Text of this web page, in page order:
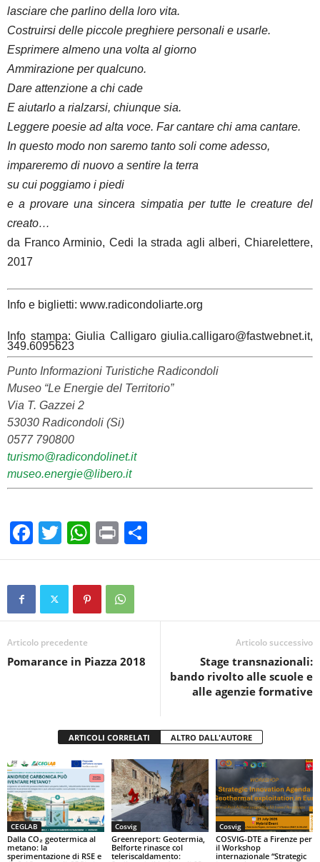
lasciare che parlino della loro vita.
Costruirsi delle piccole preghiere personali e usarle.
Esprimere almeno una volta al giorno
Ammirazione per qualcuno.
Dare attenzione a chi cade
E aiutarlo a rialzarsi, chiunque sia.
Leggere poesie ad alta voce. Far cantare chi ama cantare.
In questo modo non saremo tanto soli come adesso,
impareremo di nuovo a sentire la terra
su cui poggiamo i piedi
e a provare una sincera simpatia per tutte le creature del
creato…
da Franco Arminio, Cedi la strada agli alberi, Chiarelettere,
2017
Info e biglietti: www.radicondoliarte.org
Info stampa: Giulia Calligaro giulia.calligaro@fastwebnet.it,
349.6095623
Punto Informazioni Turistiche Radicondoli
Museo “Le Energie del Territorio”
Via T. Gazzei 2
53030 Radicondoli (Si)
0577 790800
turismo@radicondolinet.it
museo.energie@libero.it
F
a
c
b
o
o
T
wi
tt
W
h
at
s
A
p
Pr
in
t
o
vi
Articolo precedente
Pomarance in Piazza 2018
Articolo successivo
Stage transnazionali:
bando rivolto alle scuole e
alle agenzie formative
ARTICOLI CORRELATI ALTRO DALL'AUTORE
CEGLAB
Dalla CO₂ geotermica al
metano: la
sperimentazione di RSE e
Cosvig
Greenreport: Geotermia,
Belforte rinasce col
teleriscaldamento:
Cosvig
COSVIG-DTE a Firenze per
il Workshop
internazionale “Strategic